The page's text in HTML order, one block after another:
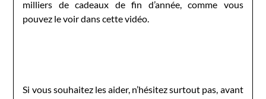
milliers de cadeaux de fin d’année, comme vous
pouvez le voir dans cette vidéo.
Si vous souhaitez les aider, n’hésitez surtout pas, avant